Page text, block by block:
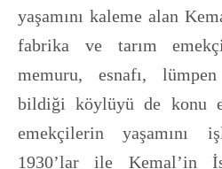
yaşamını kaleme alan
fabrika ve tarım
memuru, esnafı,
bildiği köylüyü de konu
emekçilerin yaşamını
1930’lar ile Kemal’in